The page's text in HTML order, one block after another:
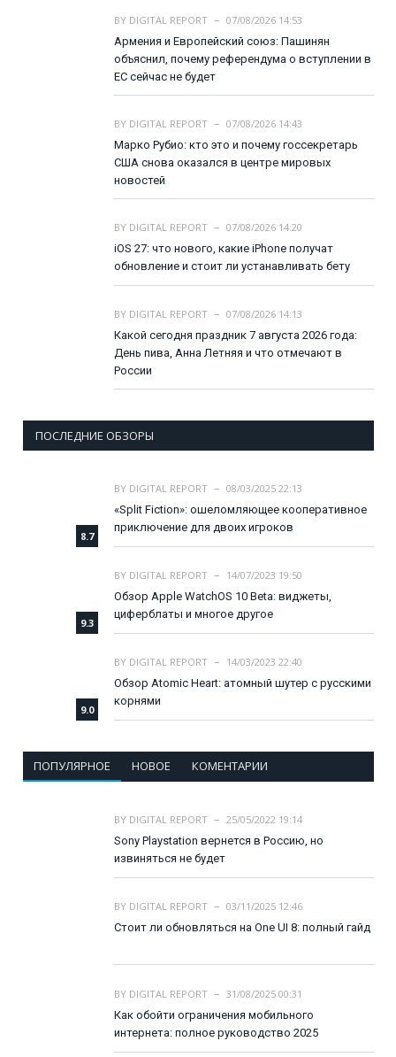
BY DIGITAL REPORT
07/08/2026 14:53
Армения и Европейский союз: Пашинян
объяснил, почему референдума о вступлении в
ЕС сейчас не будет
BY DIGITAL REPORT
07/08/2026 14:43
Марко Рубио: кто это и почему госсекретарь
США снова оказался в центре мировых
новостей
BY DIGITAL REPORT
07/08/2026 14:20
iOS 27: что нового, какие iPhone получат
обновление и стоит ли устанавливать бету
BY DIGITAL REPORT
07/08/2026 14:13
Какой сегодня праздник 7 августа 2026 года:
День пива, Анна Летняя и что отмечают в
России
ПОСЛЕДНИЕ ОБЗОРЫ
8.7
BY DIGITAL REPORT
08/03/2025 22:13
«Split Fiction»: ошеломляющее кооперативное
приключение для двоих игроков
9.3
BY DIGITAL REPORT
14/07/2023 19:50
Обзор Apple WatchOS 10 Beta: виджеты,
циферблаты и многое другое
9.0
BY DIGITAL REPORT
14/03/2023 22:40
Обзор Atomic Heart: атомный шутер с русскими
корнями
ПОПУЛЯРНОЕ НОВОЕ КОМЕНТАРИИ
BY DIGITAL REPORT
25/05/2022 19:14
Sony Playstation вернется в Россию, но
извиняться не будет
BY DIGITAL REPORT
03/11/2025 12:46
Стоит ли обновляться на One UI 8: полный гайд
BY DIGITAL REPORT
31/08/2025 00:31
Как обойти ограничения мобильного
интернета: полное руководство 2025